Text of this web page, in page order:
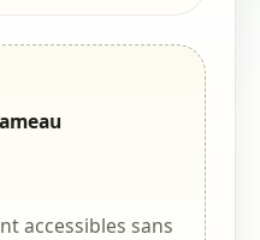
accessibles sans